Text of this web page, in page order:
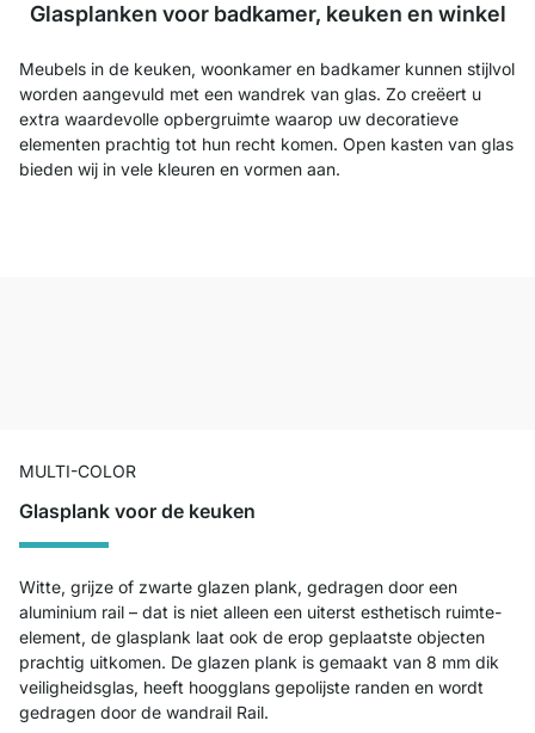
Glasplanken voor badkamer, keuken en winkel
Meubels in de keuken, woonkamer en badkamer kunnen stijlvol
worden aangevuld met een wandrek van glas. Zo creëert u
extra waardevolle opbergruimte waarop uw decoratieve
elementen prachtig tot hun recht komen. Open kasten van glas
bieden wij in vele kleuren en vormen aan.
MULTI-COLOR
Glasplank voor de keuken
Witte, grijze of zwarte glazen plank, gedragen door een
aluminium rail – dat is niet alleen een uiterst esthetisch ruimte-
element, de glasplank laat ook de erop geplaatste objecten
prachtig uitkomen. De glazen plank is gemaakt van 8 mm dik
veiligheidsglas, heeft hoogglans gepolijste randen en wordt
gedragen door de wandrail Rail.